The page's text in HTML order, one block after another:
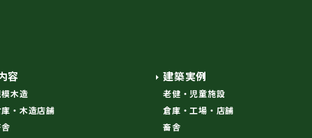
容
木造
・木造店舗
建築実例
老健・児童施設
倉庫・工場・店舗
畜舎